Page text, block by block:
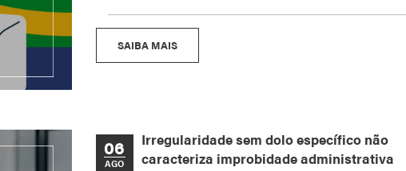
SAIBA MAIS
06
AGO
Irregularidade sem dolo específico não
caracteriza improbidade administrativa